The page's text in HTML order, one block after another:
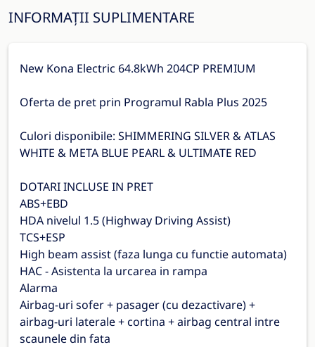
INFORMAȚII SUPLIMENTARE
New Kona Electric 64.8kWh 204CP PREMIUM
Oferta de pret prin Programul Rabla Plus 2025
Culori disponibile: SHIMMERING SILVER & ATLAS
WHITE & META BLUE PEARL & ULTIMATE RED
DOTARI INCLUSE IN PRET
ABS+EBD
HDA nivelul 1.5 (Highway Driving Assist)
TCS+ESP
High beam assist (faza lunga cu functie automata)
HAC - Asistenta la urcarea in rampa
Alarma
Airbag-uri sofer + pasager (cu dezactivare) +
airbag-uri laterale + cortina + airbag central intre
scaunele din fata